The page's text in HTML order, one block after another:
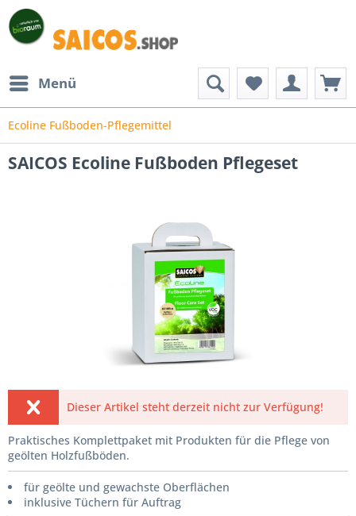
Menü
Ecoline Fußboden-Pflegemittel
SAICOS Ecoline Fußboden Pflegeset
Dieser Artikel steht derzeit nicht zur Verfügung!
Praktisches Komplettpaket mit Produkten für die Pflege von
geölten Holzfußböden.
für geölte und gewachste Oberflächen
inklusive Tüchern für Auftrag